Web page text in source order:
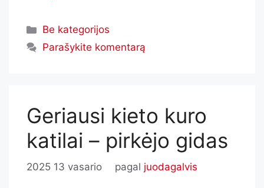
Be kategorijos
Parašykite komentarą
Geriausi kieto kuro
katilai – pirkėjo gidas
2025 13 vasario pagal juodagalvis